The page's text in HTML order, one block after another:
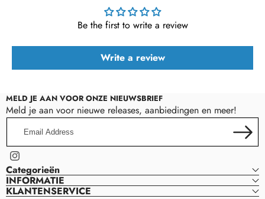
Be the first to write a review
Write a review
MELD JE AAN VOOR ONZE NIEUWSBRIEF
Meld je aan voor nieuwe releases, aanbiedingen en meer!
Address
Instagram
Categorieën
INFORMATIE
KLANTENSERVICE